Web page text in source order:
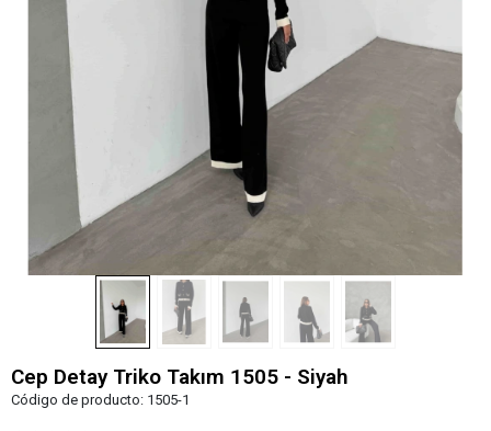
Cep Detay Triko Takım 1505 - Siyah
Código de producto: 1505-1